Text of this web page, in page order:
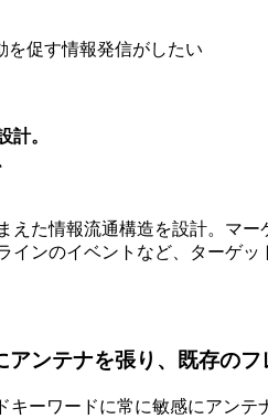
を促す情報発信がしたい
計。
えた情報流通構造を設計。マ
インのイベントなど、ターゲ
ンテナを張り、既存の
キーワードに常に敏感にアン